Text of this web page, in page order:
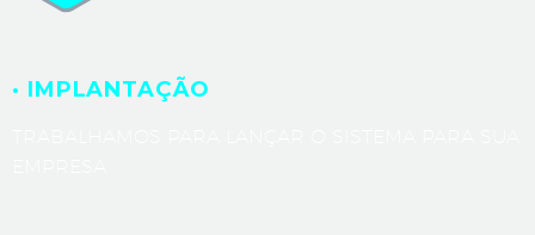
· IMPLANTAÇÃO